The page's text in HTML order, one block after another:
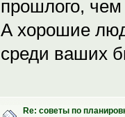
прошлого,
А хорошие
среди ваших
Re: советы по